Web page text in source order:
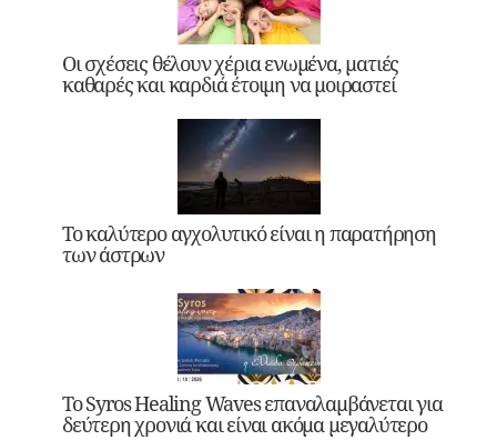
Οι σχέσεις θέλουν χέρια ενωμένα, ματιές
καθαρές και καρδιά έτοιμη να μοιραστεί
Το καλύτερο αγχολυτικό είναι η παρατήρηση
των άστρων
Το Syros Healing Waves επαναλαμβάνεται για
δεύτερη χρονιά και είναι ακόμα μεγαλύτερο